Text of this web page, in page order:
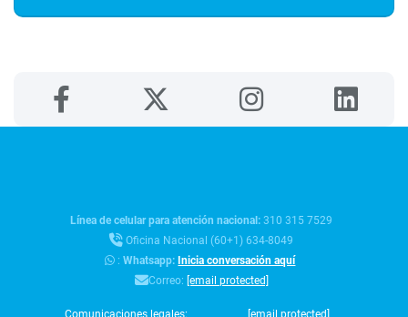
Línea de celular para atención nacional:310 315 7529
Oficina Nacional (60+1) 634-8049
:Whatsapp:Inicia conversación aquí
Correo: [email protected]
Comunicaciones legales: [email protected]